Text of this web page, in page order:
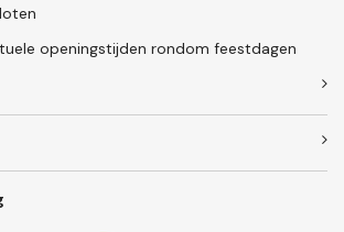
openingstijden rondom feestdagen